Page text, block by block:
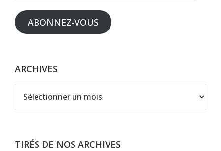
mail
ABONNEZ-VOUS
ARCHIVES
TIRÉS DE NOS ARCHIVES